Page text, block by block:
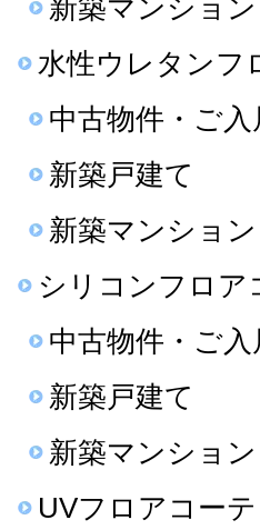
新築マンション
水性ウレタンフ
中古物件・ご入
新築戸建て
新築マンション
シリコンフロア
中古物件・ご入
新築戸建て
新築マンション
UVフロアコー